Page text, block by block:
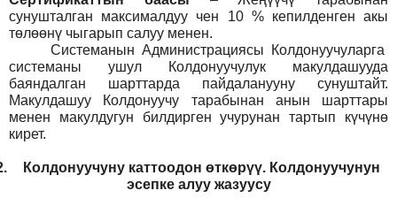
сунушталган максималдуу чен 10 % кепилденген акы
төлөөнү чыгарып салуу менен.
СистеманынАдминистрациясы Колдонуучуларга
системаны ушул Колдонуучулук макулдашууда
баяндалган шарттарда пайдаланууну сунуштайт.
Макулдашуу Колдонуучу тарабынан анын шарттары
менен макулдугун билдирген учурунан тартып күчүнө
кирет.
Колдонуучуну каттоодон өткөрүү. Колдонуучунун
эсепке алуу жазуусу